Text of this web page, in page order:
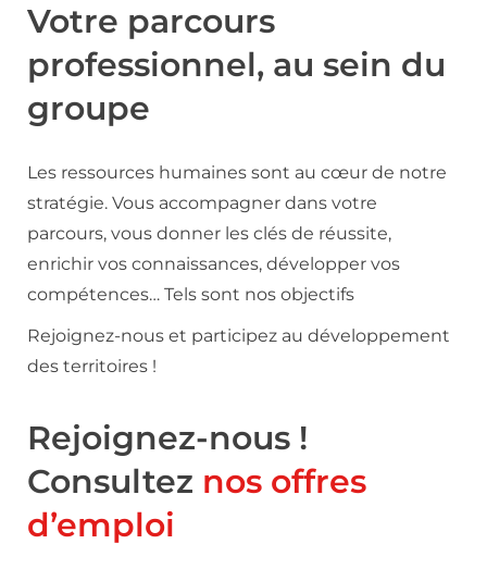
Votre parcours
professionnel, au sein du
groupe
Les ressources humaines sont au cœur de notre
stratégie. Vous accompagner dans votre
parcours, vous donner les clés de réussite,
enrichir vos connaissances, développer vos
compétences… Tels sont nos objectifs
Rejoignez-nous et participez au développement
des territoires !
Rejoignez-nous !
Consultez nos offres
d’emploi